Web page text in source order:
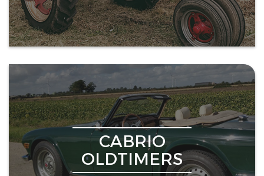
CABRIO
OLDTIMERS